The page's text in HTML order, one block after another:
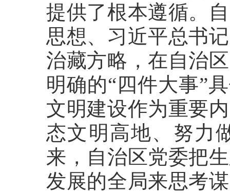
提供了根本遵循。
思想、习近平总书
治藏方略，在自治
明确的“四件大事”
文明建设作为重要
态文明高地、努力
来，自治区党委把
发展的全局来思考